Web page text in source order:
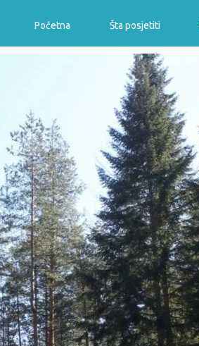
Početna Šta posjetiti